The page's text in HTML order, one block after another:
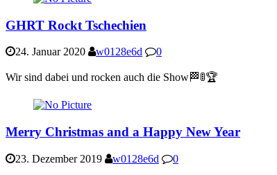
GHRT Rockt Tschechien
24. Januar 2020 w0128e6d 0
Wir sind dabei und rocken auch die Show🏁🚦🏆
Merry Christmas and a Happy New Year
23. Dezember 2019 w0128e6d
0